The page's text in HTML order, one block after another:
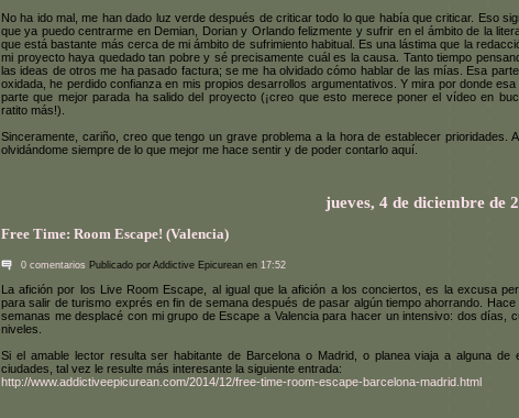
No ha ido mal, me han dado luz verde después de criticar todo lo que había que criticar. Eso
que ya puedo centrarme en Demian, Dorian y Orlando felizmente y sufrir en el ámbito de la
que está bastante más cerca de mi ámbito de sufrimiento habitual. Es una lástima que la
mi proyecto haya quedado tan pobre y sé precisamente cuál es la causa. Tanto tiempo
las ideas de otros me ha pasado factura; se me ha olvidado cómo hablar de las mías. Esa
oxidada, he perdido confianza en mis propios desarrollos argumentativos. Y mira por donde esa
parte que mejor parada ha salido del proyecto (¡creo que esto merece poner el vídeo en
ratito más!).
Sinceramente, cariño, creo que tengo un grave problema a la hora de establecer prioridades.
olvidándome siempre de lo que mejor me hace sentir y de poder contarlo aquí.
jueves, 4 de diciembre de
Free Time: Room Escape! (Valencia)
0 comentarios Publicado por Addictive Epicurean en 17:52
La afición por los Live Room Escape, al igual que la afición a los conciertos, es la excusa
para salir de turismo exprés en fin de semana después de pasar algún tiempo ahorrando. Hace
semanas me desplacé con mi grupo de Escape a Valencia para hacer un intensivo: dos días,
niveles.
Si el amable lector resulta ser habitante de Barcelona o Madrid, o planea viaja a alguna de
ciudades, tal vez le resulte más interesante la siguiente entrada:
http://www.addictiveepicurean.com/2014/12/free-time-room-escape-barcelona-madrid.html